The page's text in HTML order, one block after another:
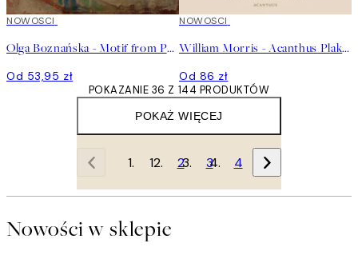
NOWOSCI
Olga Boznańska - Motif from Paris Plakat
Od 53,95 zł
NOWOSCI
William Morris - Acanthus Plakat
Od 86 zł
POKAŻ WIĘCEJ
POKAZANIE 36 Z 144 PRODUKTÓW
1 2 3 4
Nowości w sklepie